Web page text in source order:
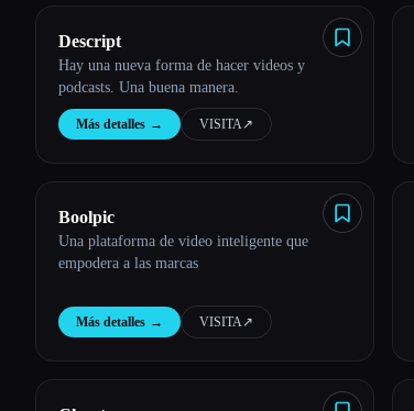
Descript
Hay una nueva forma de hacer videos y
podcasts. Una buena manera.
Más detalles → VISITA↗︎
Boolpic
Una plataforma de video inteligente que
empodera a las marcas
Más detalles → VISITA↗︎